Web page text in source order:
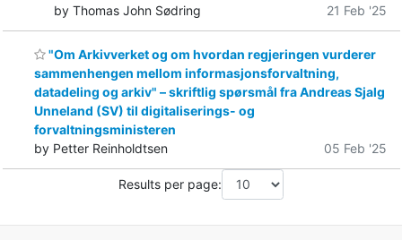
by Thomas John Sødring
21 Feb '25
"Om Arkivverket og om hvordan regjeringen vurderer
sammenhengen mellom informasjonsforvaltning,
datadeling og arkiv" – skriftlig spørsmål fra Andreas Sjalg
Unneland (SV) til digitaliserings- og
forvaltningsministeren
by Petter Reinholdtsen
05 Feb '25
Results per page: